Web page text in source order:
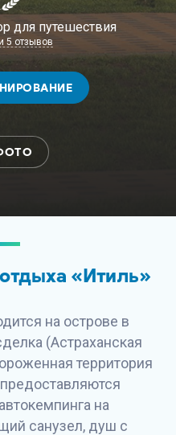
для путешествия
5 отзывов
«Итиль»
на острове в
(Астраханская
территория
на
санузел, душ с